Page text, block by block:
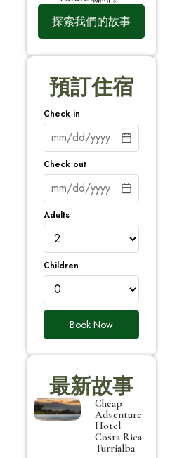
探索我們的故事
預訂住宿
Check in
Check out
Adults
Children
Book Now
最新故事
Cheap
Adventure
Hotel
Costa Rica
Turrialba